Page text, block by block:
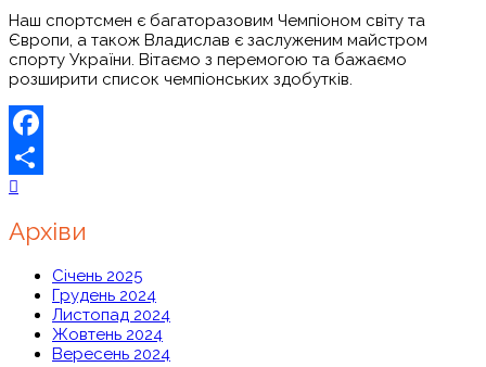
Наш спортсмен є багаторазовим Чемпіоном світу та
Європи, а також Владислав є заслуженим майстром
спорту України. Вітаємо з перемогою та бажаємо
розширити список чемпіонських здобутків.
Facebook
Share
Архіви
Січень 2025
Грудень 2024
Листопад 2024
Жовтень 2024
Вересень 2024